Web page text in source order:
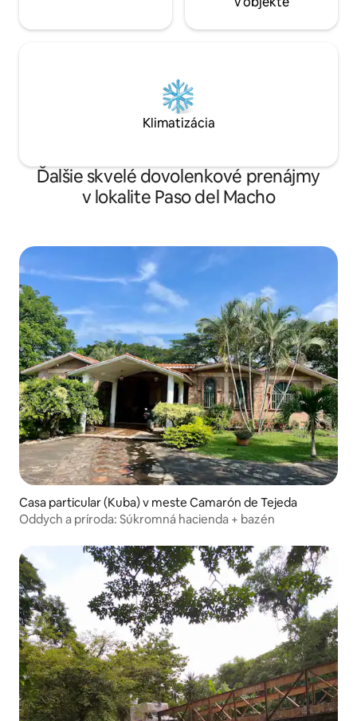
Klimatizácia
Ďalšie skvelé dovolenkové prenájmy
v lokalite Paso del Macho
Casa particular (Kuba) v meste Camarón de Tejeda
Oddych a príroda: Súkromná hacienda + bazén